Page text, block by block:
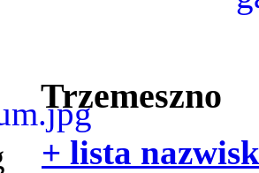
Trzemeszno
+ lista nazwisk